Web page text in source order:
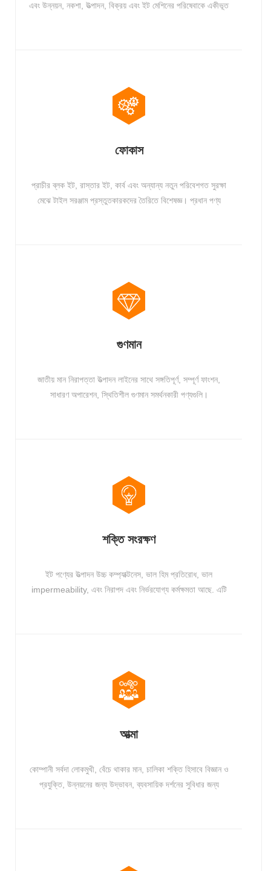
এবং উন্নয়ন, নকশা, উত্পাদন, বিক্রয় এবং ইট মেশিনের পরিষেবাকে একীভূত
ফোকাস
প্রাচীর ব্লক ইট, রাস্তার ইট, কার্ব এবং অন্যান্য নতুন পরিবেশগত সুরক্ষা
মেঝে টাইল সরঞ্জাম প্রস্তুতকারকদের তৈরিতে বিশেষজ্ঞ। প্রধান পণ্য
গুণমান
জাতীয় মান নিরাপত্তা উত্পাদন লাইনের সাথে সঙ্গতিপূর্ণ, সম্পূর্ণ ফাংশন,
সাধারণ অপারেশন, স্থিতিশীল গুণমান সমর্থনকারী পণ্যগুলি।
শক্তি সংরক্ষণ
ইট পণ্যের উত্পাদন উচ্চ কম্প্যাক্টনেস, ভাল হিম প্রতিরোধ, ভাল
impermeability, এবং নিরাপদ এবং নির্ভরযোগ্য কর্মক্ষমতা আছে. এটি
আত্মা
কোম্পানী সর্বদা লোকমুখী, বেঁচে থাকার মান, চালিকা শক্তি হিসাবে বিজ্ঞান ও
প্রযুক্তি, উন্নয়নের জন্য উদ্ভাবন, ব্যবসায়িক দর্শনের সুবিধার জন্য